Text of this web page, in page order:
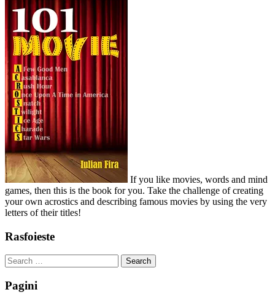
If you like movies, words and mind
games, then this is the book for you. Take the challenge of creating
your own acrostics and describing famous movies by using the very
letters of their titles!
Rasfoieste
Search
for:
Pagini